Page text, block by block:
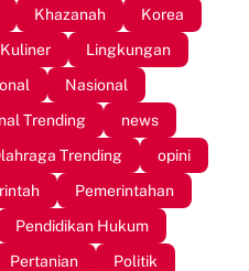
Khazanah
Korea
Kuliner
Lingkungan
Nasional
Trending
news
Trending
opini
Pemerintahan
Pendidikan Hukum
Pertanian
Politik